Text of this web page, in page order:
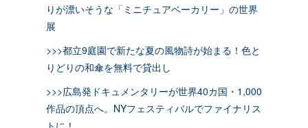
りが漂いそうな「ミニチュアベーカリー」の世界
展
>>>都立9庭園で新たな夏の風物詩が始まる！色と
りどりの和傘を無料で貸出し
>>>広島発ドキュメンタリーが世界40カ国・1,000
作品の頂点へ。NYフェスティバルでファイナリス